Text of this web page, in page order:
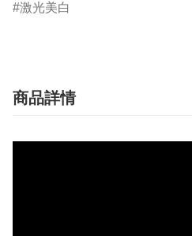
激光美白
商品詳情